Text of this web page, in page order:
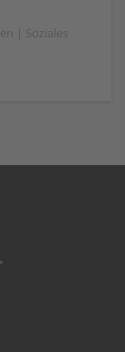
| Soziales